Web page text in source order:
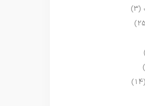
(3)
(14)